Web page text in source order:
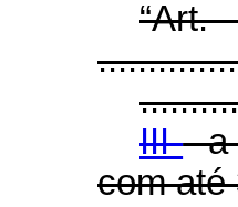
III- a
com até